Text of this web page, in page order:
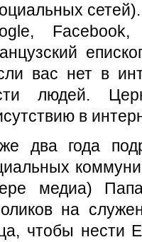
вас нет в
людей.
в
два года
медиа)
на
чтобы нести